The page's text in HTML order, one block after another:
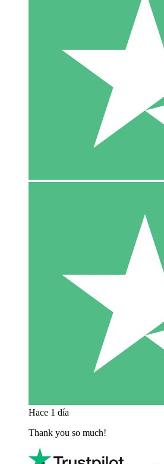
Hace 1 día
Thank you so much!